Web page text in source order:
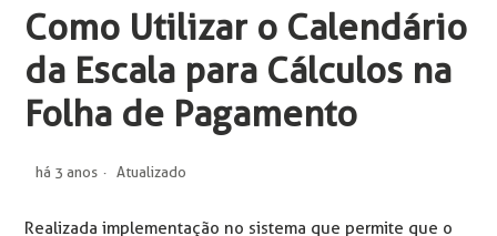
Como Utilizar o Calendário
da Escala para Cálculos na
Folha de Pagamento
há 3 anos Atualizado
Realizada implementação no sistema que permite que o